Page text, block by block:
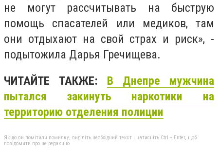
не могут рассчитывать на быструю
помощь спасателей или медиков, там
они отдыхают на свой страх и риск», -
подытожила Дарья Гречищева.
ЧИТАЙТЕ ТАКЖЕ: В Днепре мужчина
пытался закинуть наркотики на
территорию отделения полиции
Якщо ви помітили помилку, виділіть необхідний текст і натисніть Ctrl + Enter, щоб
повідомити про це редакцію